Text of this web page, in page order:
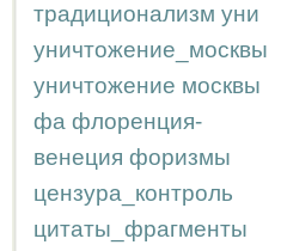
традиционализм уни
уничтожение_москвы
уничтожение москвы
фа флоренция-
венеция форизмы
цензура_контроль
цитаты_фрагменты